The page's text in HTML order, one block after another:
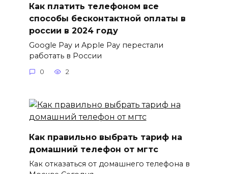
Как платить телефоном все
способы бесконтактной оплаты в
россии в 2024 году
Google Pay и Apple Pay перестали
работать в России
0 2
Как правильно выбрать тариф на
домашний телефон от мгтс
Как отказаться от домашнего телефона в